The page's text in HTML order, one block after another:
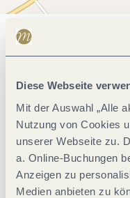
Diese Webseite
Mit der Auswahl „Alle
Nutzung von Cookies
unserer Webseite zu.
a. Online-Buchungen
Anzeigen zu
Medien anbieten zu
Einrichtungen
Zahlungsarten
Ausstattung